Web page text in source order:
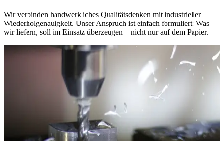
Wir verbinden handwerkliches Qualitätsdenken mit industrieller
Wiederholgenauigkeit. Unser Anspruch ist einfach formuliert: Was
wir liefern, soll im Einsatz überzeugen – nicht nur auf dem Papier.